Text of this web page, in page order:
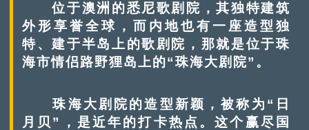
位于澳洲的悉尼歌剧院，其独特建筑
外形享誉全球，而内地也有一座造型独
特、建于半岛上的歌剧院，那就是位于珠
海市情侣路野狸岛上的“珠海大剧院”。
珠海大剧院的造型新颖，被称为“日
月贝”，是近年的打卡热点。这个赢尽国